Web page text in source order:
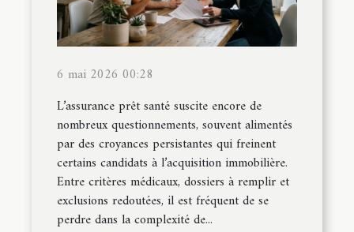
6 mai 2026 00:28
L’assurance prêt santé suscite encore de
nombreux questionnements, souvent alimentés
par des croyances persistantes qui freinent
certains candidats à l’acquisition immobilière.
Entre critères médicaux, dossiers à remplir et
exclusions redoutées, il est fréquent de se
perdre dans la complexité de...